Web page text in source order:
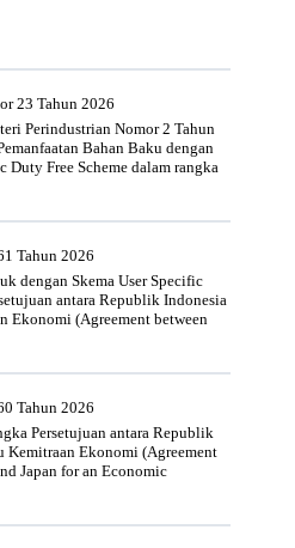
23 Tahun 2026
Perindustrian Nomor 2 Tahun
Bahan Baku dengan
Free Scheme dalam rangka
Tahun 2026
dengan Skema User Specific
antara Republik Indonesia
Ekonomi (Agreement between
Tahun 2026
Persetujuan antara Republik
Kemitraan Ekonomi (Agreement
Japan for an Economic